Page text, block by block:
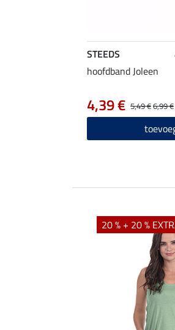
STEEDS
hoofdband Joleen
5,49 €6,99 €
4,39 €
20 % + 20 %